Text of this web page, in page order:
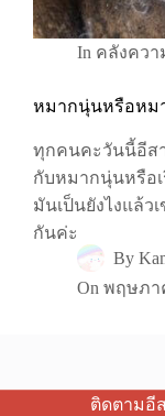
In คลังควา
หมากนุ่นหรือหม
ทุกคนคะวันนี้อีส
กับหมากนุ่นหรือ
มันเป็นยังไงแล้ว
กันค่ะ
By
On พฤษภา
ติดตามอี